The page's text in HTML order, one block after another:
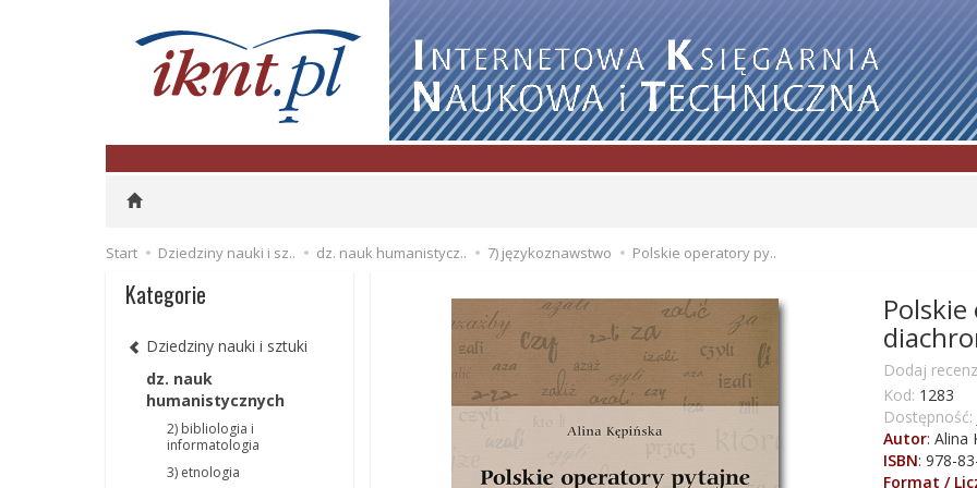
Start Dziedziny nauki i sz.. dz. nauk humanistycz.. 7) językoznawstwo Polskie operatory py..
Dodaj
Kod: 1283
Dostępność:
Autor: Alina
ISBN: 978-
Format /
Kategorie
Dziedziny nauki i sztuki
dz. nauk
humanistycznych
2) bibliologia i
informatologia
3) etnologia